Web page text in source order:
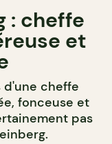
: cheffe
et
d'une cheffe
fonceuse et
pas